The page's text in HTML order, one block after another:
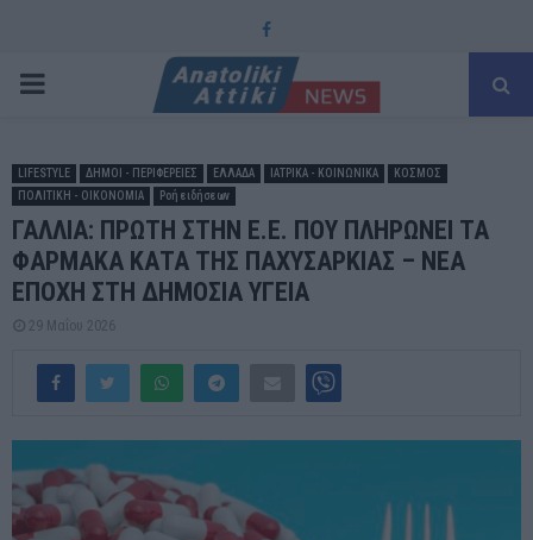
Facebook
PRIMARY
LIFESTYLE ΔΗΜΟΙ - ΠΕΡΙΦΕΡΕΙΕΣ ΕΛΛΑΔΑ ΙΑΤΡΙΚΑ - ΚΟΙΝΩΝΙΚΑ
ΚΟΣΜΟΣ
ΠΟΛΙΤΙΚΗ - ΟΙΚΟΝΟΜΙΑ
Ροή ειδήσεων
ΓΑΛΛΙΑ: ΠΡΩΤΗ ΣΤΗΝ Ε.Ε. ΠΟΥ ΠΛΗΡΩΝΕΙ ΤΑ
ΦΑΡΜΑΚΑ ΚΑΤΑ ΤΗΣ ΠΑΧΥΣΑΡΚΙΑΣ – ΝΕΑ
ΕΠΟΧΗ ΣΤΗ ΔΗΜΟΣΙΑ ΥΓΕΙΑ
29 Μαΐου 2026